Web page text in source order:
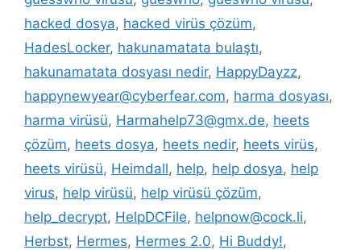
hacked dosya, hacked virüs çözüm,
HadesLocker, hakunamatata bulaştı,
hakunamatata dosyası nedir, HappyDayzz,
happynewyear@cyberfear.com, harma dosyası,
harma virüsü, Harmahelp73@gmx.de, heets
çözüm, heets dosya, heets nedir, heets virüs,
heets virüsü, Heimdall, help, help dosya, help
virus, help virüsü, help virüsü çözüm,
help_decrypt, HelpDCFile, helpnow@cock.li,
Herbst, Hermes, Hermes 2.0, Hi Buddy!,